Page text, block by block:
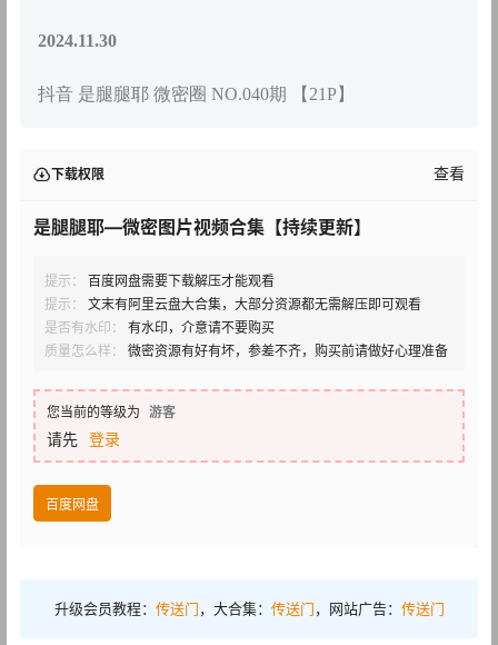
2024.11.30
抖音 是腿腿耶 微密圈 NO.040期 【21P】
下载权限 查看
是腿腿耶—微密图片视频合集【持续更新】
提示：
百度网盘需要下载解压才能观看
提示：
文末有阿里云盘大合集，大部分资源都无需解压即可观看
是否有水印：
有水印，介意请不要购买
质量怎么样：
微密资源有好有坏，参差不齐，购买前请做好心理准备
您当前的等级为 游客
请先 登录
百度网盘
升级会员教程： 传送门，大合集： 传送门，网站广告： 传送门